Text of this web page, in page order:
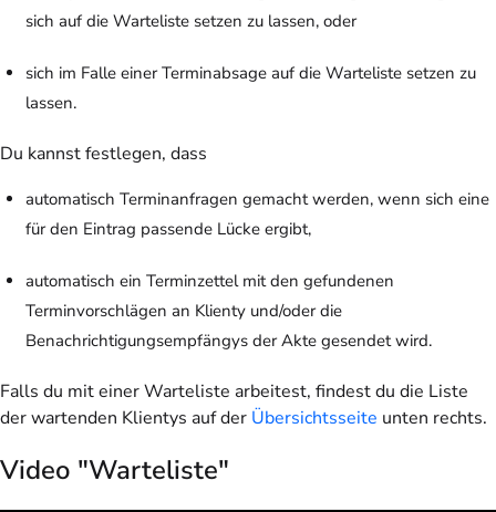
sich auf die Warteliste setzen zu lassen, oder
sich im Falle einer Terminabsage auf die Warteliste setzen zu
lassen.
Du kannst festlegen, dass
automatisch Terminanfragen gemacht werden, wenn sich eine
für den Eintrag passende Lücke ergibt,
automatisch ein Terminzettel mit den gefundenen
Terminvorschlägen an Klienty und/oder die
Benachrichtigungsempfängys der Akte gesendet wird.
Falls du mit einer Warteliste arbeitest, findest du die Liste
der wartenden Klientys auf der Übersichtsseite unten rechts.
Video "Warteliste"